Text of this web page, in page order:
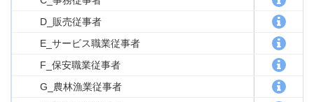
D_販売従事者
E_サービス職業従事者
F_保安職業従事者
G_農林漁業従事者